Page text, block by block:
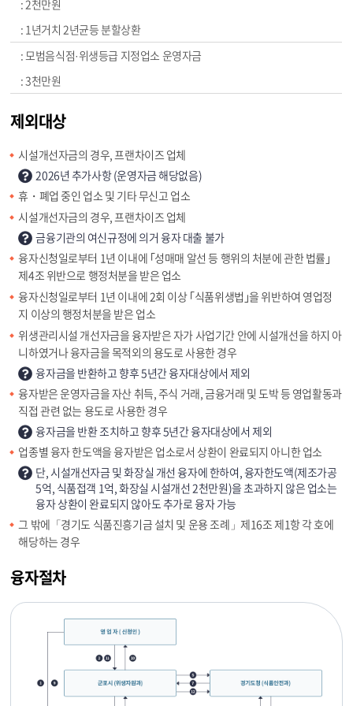
2천만원
1년거치 2년균등 분할상환
모범음식점·위생등급 지정업소 운영자금
3천만원
제외대상
시설개선자금의 경우, 프랜차이즈 업체
2026년 추가사항 (운영자금 해당없음)
휴・폐업 중인 업소 및 기타 무신고 업소
시설개선자금의 경우, 프랜차이즈 업체
금융기관의 여신규정에 의거 융자 대출 불가
융자신청일로부터 1년 이내에 ｢성매매 알선 등 행위의 처분에 관한 법률｣
제4조 위반으로 행정처분을 받은 업소
융자신청일로부터 1년 이내에 2회 이상 ｢식품위생법｣을 위반하여 영업정
지 이상의 행정처분을 받은 업소
위생관리시설 개선자금을 융자받은 자가 사업기간 안에 시설개선을 하지 아
니하였거나 융자금을 목적외의 용도로 사용한 경우
융자금을 반환하고 향후 5년간 융자대상에서 제외
융자받은 운영자금을 자산 취득, 주식 거래, 금융거래 및 도박 등 영업활동과
직접 관련 없는 용도로 사용한 경우
융자금을 반환 조치하고 향후 5년간 융자대상에서 제외
업종별 융자 한도액을 융자받은 업소로서 상환이 완료되지 아니한 업소
단, 시설개선자금 및 화장실 개선 융자에 한하여, 융자한도액(제조가공
5억, 식품접객 1억, 화장실 시설개선 2천만원)을 초과하지 않은 업소는
융자 상환이 완료되지 않아도 추가로 융자 가능
그 밖에「경기도 식품진흥기금 설치 및 운용 조례」제16조 제1항 각 호에
해당하는 경우
융자절차